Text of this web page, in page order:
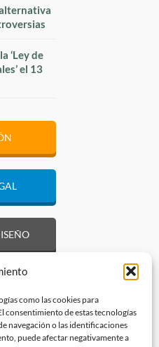
como las cookies para
consentimiento de estas tecnologías
navegación o las identificaciones
puede afectar negativamente a
‘Ley de
el 13